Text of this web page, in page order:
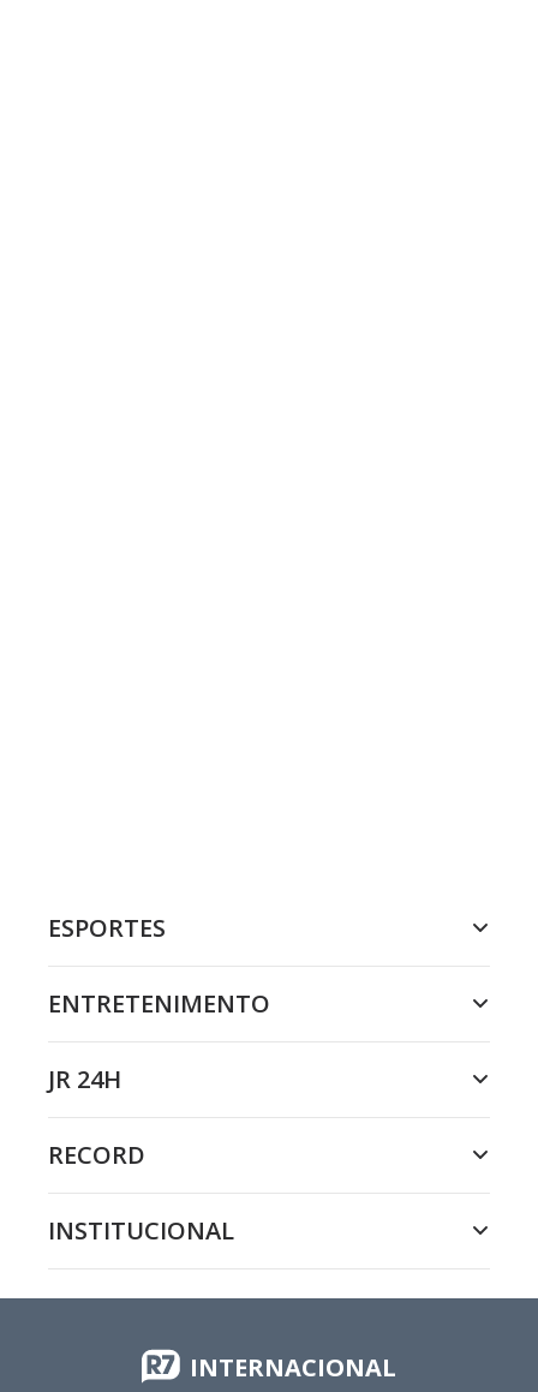
ESPORTES
ENTRETENIMENTO
JR 24H
RECORD
INSTITUCIONAL
INTERNACIONAL